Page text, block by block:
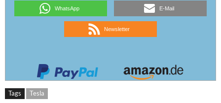
WhatsApp E-Mail
Newsletter
Tags Tesla